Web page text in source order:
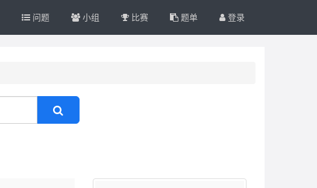
问题 小组 比赛 题单 登录